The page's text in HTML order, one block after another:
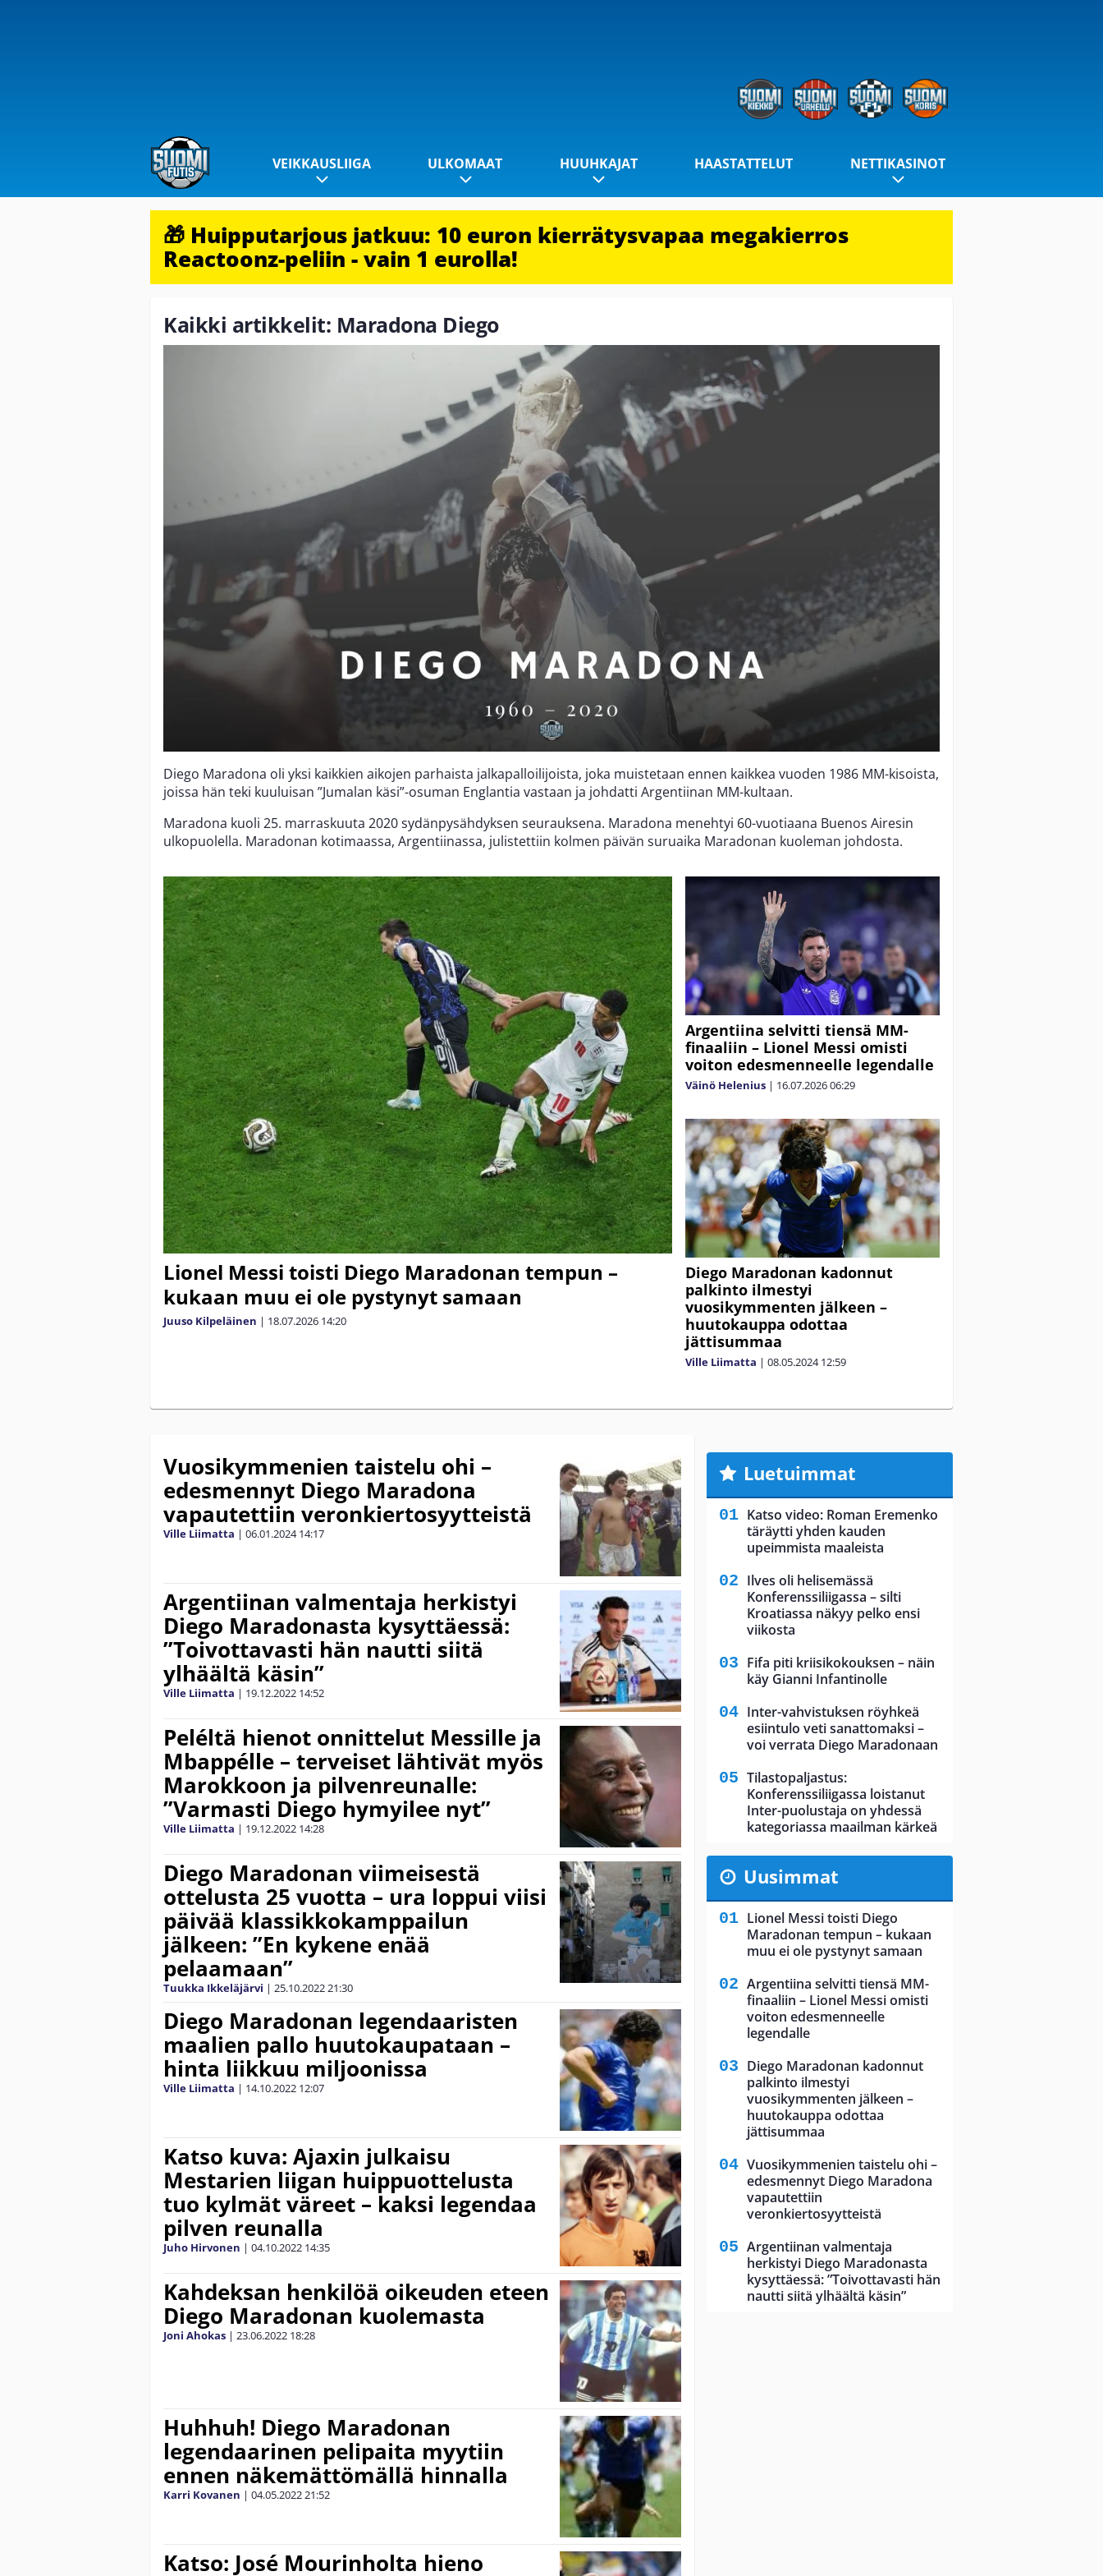
VEIKKAUSLIIGA ULKOMAAT HUUHKAJAT HAASTATTELUT NETTIKASINOT
🎁 Huipputarjous jatkuu: 10 euron kierrätysvapaa megakierros
Reactoonz-peliin - vain 1 eurolla!
Kaikki artikkelit: Maradona Diego
Diego Maradona oli yksi kaikkien aikojen parhaista jalkapalloilijoista, joka muistetaan ennen kaikkea vuoden 1986 MM-kisoista,
joissa hän teki kuuluisan ”Jumalan käsi”-osuman Englantia vastaan ja johdatti Argentiinan MM-kultaan.
Maradona kuoli 25. marraskuuta 2020 sydänpysähdyksen seurauksena. Maradona menehtyi 60-vuotiaana Buenos Airesin
ulkopuolella. Maradonan kotimaassa, Argentiinassa, julistettiin kolmen päivän suruaika Maradonan kuoleman johdosta.
Lionel Messi toisti Diego Maradonan tempun –
kukaan muu ei ole pystynyt samaan
Juuso Kilpeläinen | 18.07.2026 14:20
Argentiina selvitti tiensä MM-
finaaliin – Lionel Messi omisti
voiton edesmenneelle legendalle
Väinö Helenius | 16.07.202606:29
Diego Maradonan kadonnut
palkinto ilmestyi
vuosikymmenten jälkeen –
huutokauppa odottaa
jättisummaa
Ville Liimatta | 08.05.2024 12:59
Vuosikymmenien taistelu ohi –
edesmennyt Diego Maradona
vapautettiin veronkiertosyytteistä
Ville Liimatta | 06.01.2024 14:17
Argentiinan valmentaja herkistyi
Diego Maradonasta kysyttäessä:
”Toivottavasti hän nautti siitä
ylhäältä käsin”
Ville Liimatta | 19.12.2022 14:52
Peléltä hienot onnittelut Messille ja
Mbappélle – terveiset lähtivät myös
Marokkoon ja pilvenreunalle:
”Varmasti Diego hymyilee nyt”
Ville Liimatta | 19.12.2022 14:28
Diego Maradonan viimeisestä
ottelusta 25 vuotta – ura loppui viisi
päivää klassikkokamppailun
jälkeen: ”En kykene enää
pelaamaan”
Tuukka Ikkeläjärvi | 25.10.202221:30
Diego Maradonan legendaaristen
maalien pallo huutokaupataan –
hinta liikkuu miljoonissa
Ville Liimatta | 14.10.2022 12:07
Katso kuva: Ajaxin julkaisu
Mestarien liigan huippuottelusta
tuo kylmät väreet – kaksi legendaa
pilven reunalla
Juho Hirvonen | 04.10.2022 14:35
Kahdeksan henkilöä oikeuden eteen
Diego Maradonan kuolemasta
Joni Ahokas | 23.06.2022 18:28
Huhhuh! Diego Maradonan
legendaarinen pelipaita myytiin
ennen näkemättömällä hinnalla
Karri Kovanen | 04.05.202221:52
Katso: José Mourinholta hieno
Luetuimmat
Katso video: Roman Eremenko
täräytti yhden kauden
upeimmista maaleista
Ilves oli helisemässä
Konferenssiliigassa – silti
Kroatiassa näkyy pelko ensi
viikosta
Fifa piti kriisikokouksen – näin
käy Gianni Infantinolle
Inter-vahvistuksen röyhkeä
esiintulo veti sanattomaksi –
voi verrata Diego Maradonaan
Tilastopaljastus:
Konferenssiliigassa loistanut
Inter-puolustaja on yhdessä
kategoriassa maailman kärkeä
Uusimmat
Lionel Messi toisti Diego
Maradonan tempun – kukaan
muu ei ole pystynyt samaan
Argentiina selvitti tiensä MM-
finaaliin – Lionel Messi omisti
voiton edesmenneelle
legendalle
Diego Maradonan kadonnut
palkinto ilmestyi
vuosikymmenten jälkeen –
huutokauppa odottaa
jättisummaa
Vuosikymmenien taistelu ohi –
edesmennyt Diego Maradona
vapautettiin
veronkiertosyytteistä
Argentiinan valmentaja
herkistyi Diego Maradonasta
kysyttäessä: ”Toivottavasti hän
nautti siitä ylhäältä käsin”